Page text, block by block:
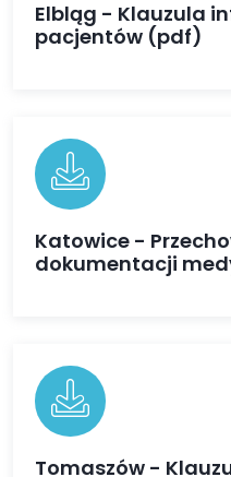
Elbląg - Klauzula
pacjentów (pdf)
Katowice -
dokumentacji
Tomaszów -